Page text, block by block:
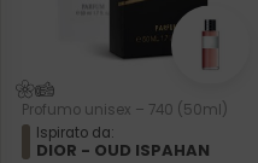
Profumo unisex – 740 (50ml)
Ispirato da:
DIOR - OUD ISPAHAN